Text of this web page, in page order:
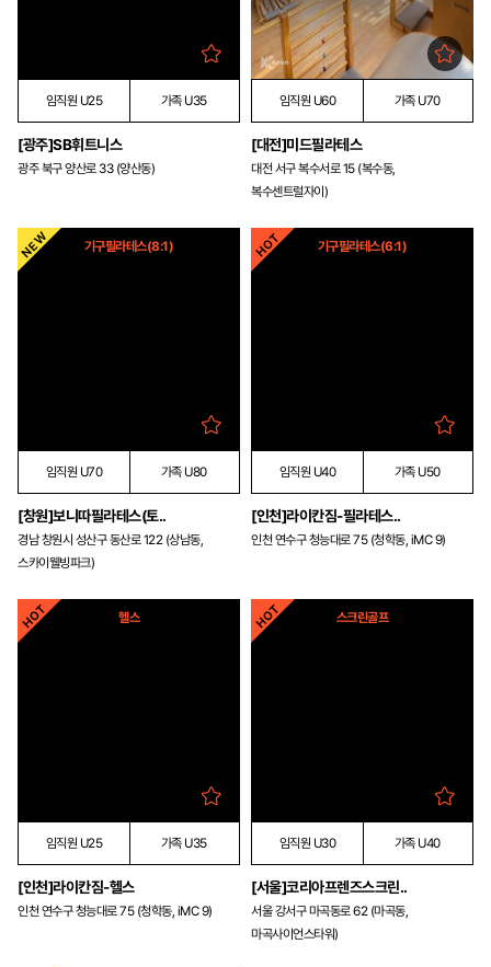
임직원 U25 가족 U35
[광주]SB휘트니스
광주 북구 양산로 33 (양산동)
임직원 U60 가족 U70
[대전]미드필라테스
대전 서구 복수서로 15 (복수동,
복수센트럴자이)
기구필라테스(8:1)
임직원 U70 가족 U80
[창원]보니따필라테스(토..
경남 창원시 성산구 동산로 122 (상남동,
스카이웰빙파크)
기구필라테스(6:1)
임직원 U40 가족 U50
[인천]라이칸짐-필라테스..
인천 연수구 청능대로 75 (청학동, iMC 9)
헬스
임직원 U25 가족 U35
[인천]라이칸짐-헬스
인천 연수구 청능대로 75 (청학동, iMC 9)
스크린골프
임직원 U30 가족 U40
[서울]코리아프렌즈스크린..
서울 강서구 마곡동로 62 (마곡동,
마곡사이언스타워)